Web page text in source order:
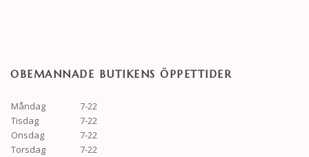
OBEMANNADE BUTIKENS ÖPPETTIDER
Måndag
7-22
Tisdag
7-22
Onsdag
7-22
Torsdag
7-22